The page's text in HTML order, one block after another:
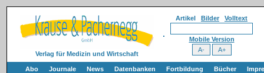
Verlag für Medizin und Wirtschaft
Artikel Bilder Volltext
Mobile Version
Abo Journale News Datenbanken Fortbildung Bücher